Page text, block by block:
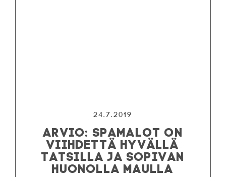
24.7.2019
ARVIO: SPAMALOT ON
VIIHDETTÄ HYVÄLLÄ
TATSILLA JA SOPIVAN
HUONOLLA MAULLA